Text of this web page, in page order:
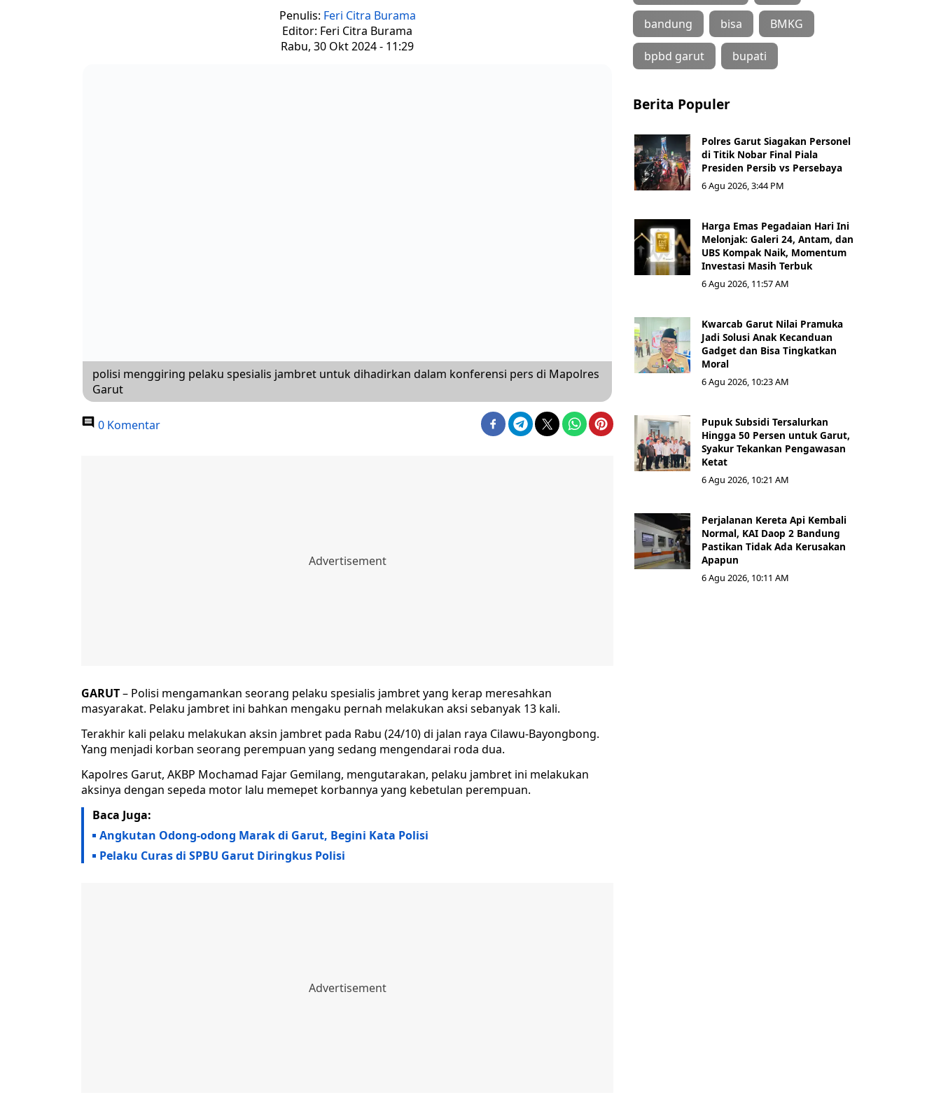
Penulis: Feri Citra Burama
Editor: Feri Citra Burama
Rabu, 30 Okt 2024 - 11:29
polisi menggiring pelaku spesialis jambret untuk dihadirkan dalam konferensi pers di Mapolres
Garut
0 Komentar
GARUT– Polisi mengamankan seorang pelaku spesialis jambret yang kerap meresahkan
masyarakat. Pelaku jambret ini bahkan mengaku pernah melakukan aksi sebanyak 13 kali.
Terakhir kali pelaku melakukan aksin jambret pada Rabu (24/10) di jalan raya Cilawu-Bayongbong.
Yang menjadi korban seorang perempuan yang sedang mengendarai roda dua.
Kapolres Garut, AKBP Mochamad Fajar Gemilang, mengutarakan, pelaku jambret ini melakukan
aksinya dengan sepeda motor lalu memepet korbannya yang kebetulan perempuan.
Baca Juga:
Angkutan Odong-odong Marak di Garut, Begini Kata Polisi
Pelaku Curas di SPBU Garut Diringkus Polisi
bandung bisa BMKG
bpbd garut bupati
Berita Populer
Polres Garut Siagakan Personel
di Titik Nobar Final Piala
Presiden Persib vs Persebaya
6 Agu 2026, 3:44 PM
Harga Emas Pegadaian Hari Ini
Melonjak: Galeri 24, Antam, dan
UBS Kompak Naik, Momentum
Investasi Masih Terbuk
6 Agu 2026, 11:57 AM
Kwarcab Garut Nilai Pramuka
Jadi Solusi Anak Kecanduan
Gadget dan Bisa Tingkatkan
Moral
6 Agu 2026, 10:23 AM
Pupuk Subsidi Tersalurkan
Hingga 50 Persen untuk Garut,
Syakur Tekankan Pengawasan
Ketat
6 Agu 2026, 10:21 AM
Perjalanan Kereta Api Kembali
Normal, KAI Daop 2 Bandung
Pastikan Tidak Ada Kerusakan
Apapun
6 Agu 2026, 10:11 AM